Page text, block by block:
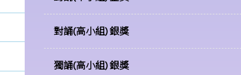
對誦(高小組) 銀獎
獨誦(高小組) 銀獎